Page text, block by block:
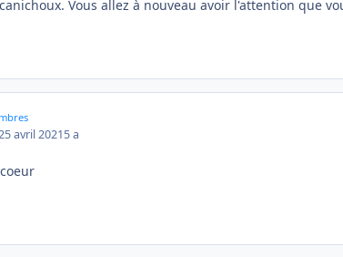
Vous allez à nouveau avoir l'attention que
avril 20215 a